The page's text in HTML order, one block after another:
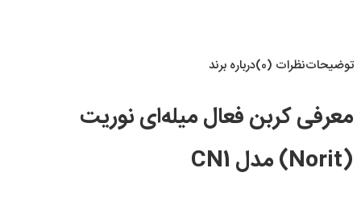
توضیحاتنظرات (0) درباره برند
معرفی کربن فعال میله‌ای نوریت
(Norit) مدل CN1